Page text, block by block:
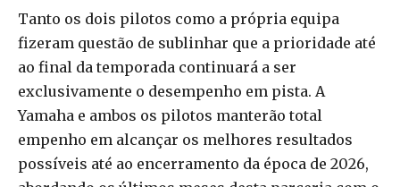
Tanto os dois pilotos como a própria equipa
fizeram questão de sublinhar que a prioridade até
ao final da temporada continuará a ser
exclusivamente o desempenho em pista. A
Yamaha e ambos os pilotos manterão total
empenho em alcançar os melhores resultados
possíveis até ao encerramento da época de 2026,